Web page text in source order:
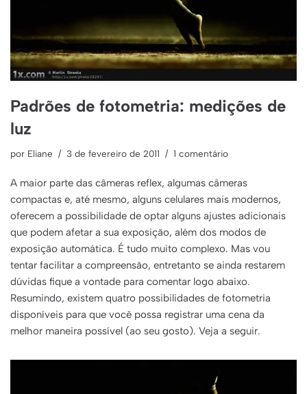
Padrões de fotometria: medições de
luz
por Eliane 3 de fevereiro de 2011 1 comentário
A maior parte das câmeras reflex, algumas câmeras
compactas e, até mesmo, alguns celulares mais modernos,
oferecem a possibilidade de optar alguns ajustes adicionais
que podem afetar a sua exposição, além dos modos de
exposição automática. É tudo muito complexo. Mas vou
tentar facilitar a compreensão, entretanto se ainda restarem
dúvidas fique a vontade para comentar logo abaixo.
Resumindo, existem quatro possibilidades de fotometria
disponíveis para que você possa registrar uma cena da
melhor maneira possível (ao seu gosto). Veja a seguir.